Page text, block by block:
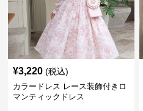
¥3,220 (税込)
カラードレス レース装飾付きロ
マンティックドレス